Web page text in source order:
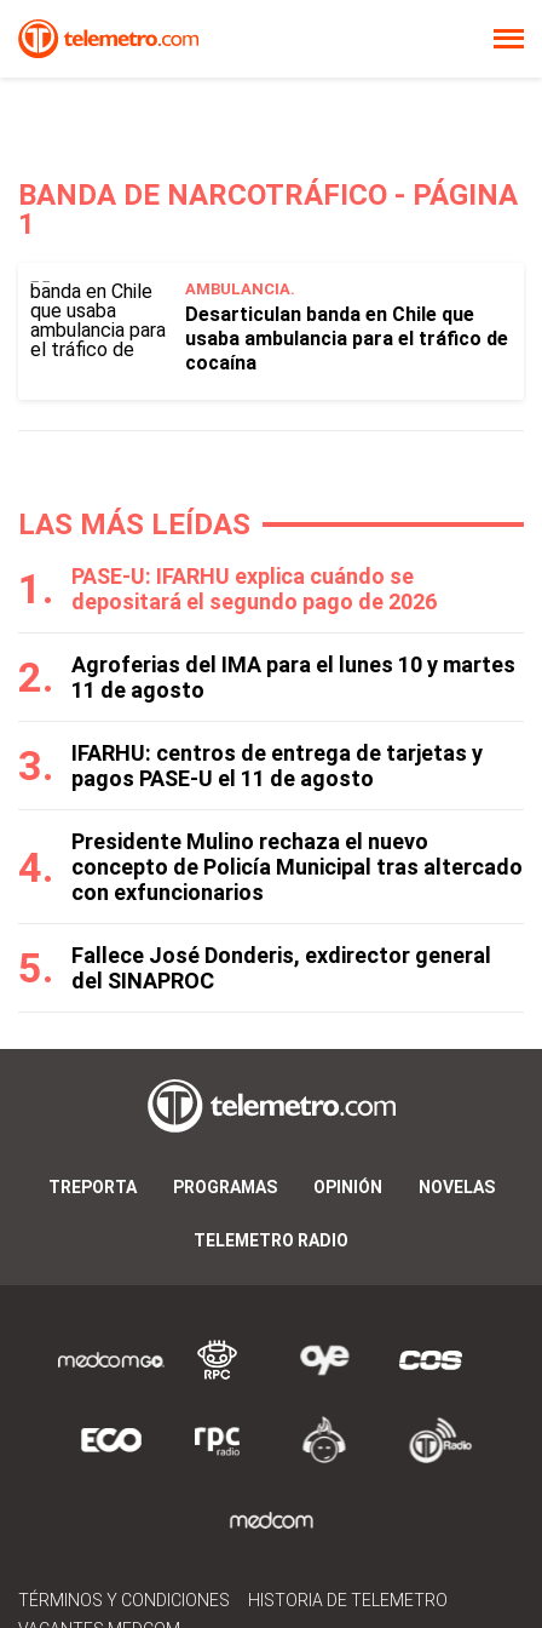
BANDA DE NARCOTRÁFICO - PÁGINA
1
AMBULANCIA.
Desarticulan banda en Chile que
usaba ambulancia para el tráfico de
cocaína
LAS MÁS LEÍDAS
PASE-U: IFARHU explica cuándo se
depositará el segundo pago de 2026
Agroferias del IMA para el lunes 10 y martes
11 de agosto
IFARHU: centros de entrega de tarjetas y
pagos PASE-U el 11 de agosto
Presidente Mulino rechaza el nuevo
concepto de Policía Municipal tras altercado
con exfuncionarios
Fallece José Donderis, exdirector general
del SINAPROC
TREPORTA PROGRAMAS OPINIÓN NOVELAS
TELEMETRO RADIO
TÉRMINOS Y CONDICIONES
HISTORIA DE TELEMETRO